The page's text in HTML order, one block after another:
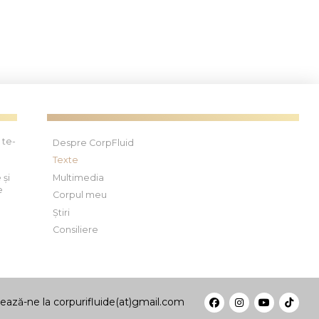
te-
și
Despre CorpFluid
Texte
Multimedia
Corpul meu
Știri
Consiliere
ne la corpurifluide(at)gmail.com